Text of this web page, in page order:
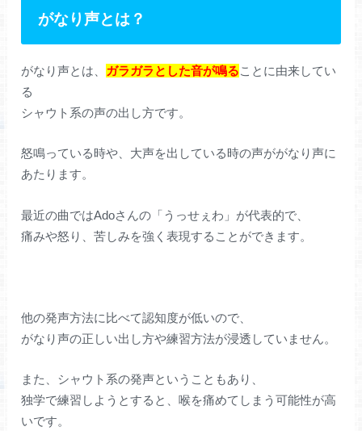
がなり声とは？
がなり声とは、 ガラガラとした音が鳴ることに由来してい
る
シャウト系の声の出し方です。
怒鳴っている時や、大声を出している時の声ががなり声に
あたります。
最近の曲ではAdoさんの「うっせぇわ」が代表的で、
痛みや怒り、苦しみを強く表現することができます。
他の発声方法に比べて認知度が低いので、
がなり声の正しい出し方や練習方法が浸透していません。
また、シャウト系の発声ということもあり、
独学で練習しようとすると、喉を痛めてしまう可能性が高
いです。